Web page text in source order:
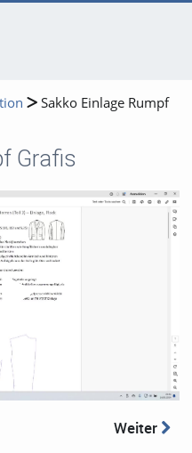
Sakko Einlage Rumpf
Grafis
Weiter